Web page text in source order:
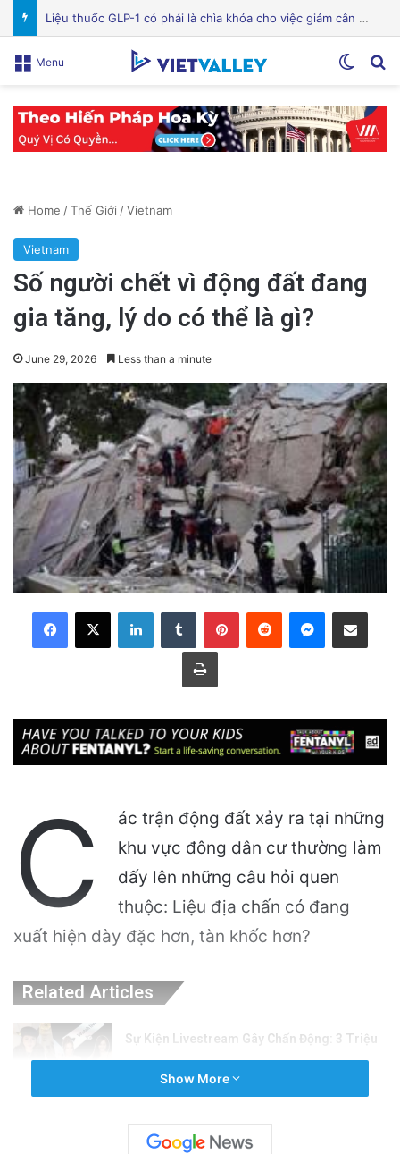
Bệnh viện Silicon Valley: Một trong những cơ sở y tế hàng đầu tại Mỹ
Menu
Home /Thế Giới /Vietnam
Vietnam
Số người chết vì động đất đang
gia tăng, lý do có thể là gì?
June 29, 2026 Less than a minute
LinkedInTumblr PinterestReddit Messenger
Share via Email
Print
C
ác trận động đất xảy ra tại những
khu vực đông dân cư thường làm
dấy lên những câu hỏi quen
thuộc: Liệu địa chấn có đang
xuất hiện dày đặc hơn, tàn khốc hơn?
Related Articles
Sự Kiện Livestream Gây Chấn Động: 3 Triệu
Việt Nam!
Show More